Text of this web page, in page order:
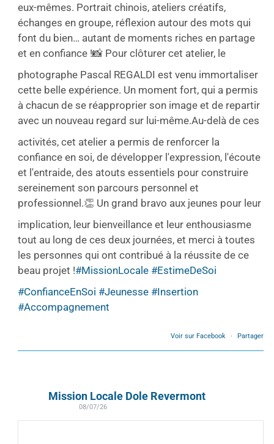
eux-mêmes. Portrait chinois, ateliers créatifs,
échanges en groupe, réflexion autour des mots qui
font du bien… autant de moments riches en partage
et en confiance !📸 Pour clôturer cet atelier, le
photographe Pascal REGALDI est venu immortaliser
cette belle expérience. Un moment fort, qui a permis
à chacun de se réapproprier son image et de repartir
avec un nouveau regard sur lui-même.Au-delà de ces
activités, cet atelier a permis de renforcer la
confiance en soi, de développer l'expression, l'écoute
et l'entraide, des atouts essentiels pour construire
sereinement son parcours personnel et
professionnel.👏 Un grand bravo aux jeunes pour leur
implication, leur bienveillance et leur enthousiasme
tout au long de ces deux journées, et merci à toutes
les personnes qui ont contribué à la réussite de ce
beau projet !#MissionLocale #EstimeDeSoi
#ConfianceEnSoi #Jeunesse #Insertion
#Accompagnement
Voir sur Facebook · Partager
Mission Locale Dole Revermont
08/07/26